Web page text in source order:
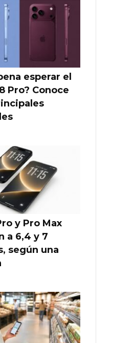
esperar el
Pro? Conoce
y Pro Max
a 6,4 y 7
según una